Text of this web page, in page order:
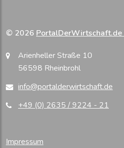
© 2026 PortalDerWirtschaft.de
Arienheller Straße 10
56598 Rheinbrohl
info@portalderwirtschaft.de
+49 (0) 2635 / 9224 - 21
Impressum